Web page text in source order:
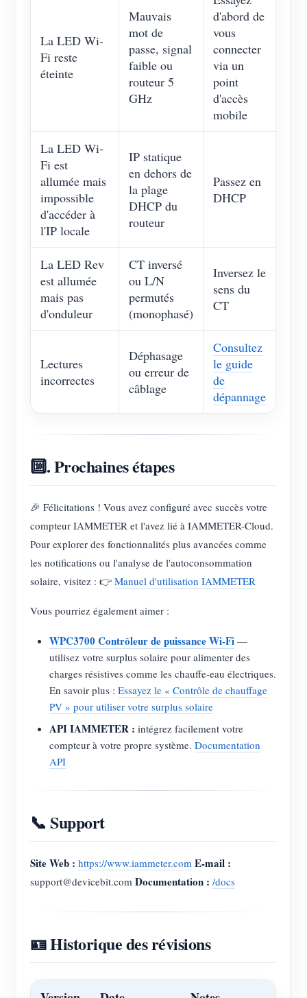
La LED Wi-
Fi reste
éteinte
Mauvais
mot de
passe, signal
faible ou
routeur 5
GHz
d'abord de
vous
connecter
via un
point
d'accès
mobile
La LED Wi-
Fi est
allumée mais
impossible
d'accéder à
l'IP locale
IP statique
en dehors de
la plage
DHCP du
routeur
Passez en
DHCP
La LED Rev
est allumée
mais pas
d'onduleur
CT inversé
ou L/N
permutés
(monophasé)
Inversez le
sens du
CT
Lectures
incorrectes
Déphasage
ou erreur de
câblage
Consultez
le guide
de
dépannage
🔟. Prochaines étapes
🎉 Félicitations ! Vous avez configuré avec succès votre
compteur IAMMETER et l'avez lié à IAMMETER-Cloud.
Pour explorer des fonctionnalités plus avancées comme
les notifications ou l'analyse de l'autoconsommation
solaire, visitez : 👉 Manuel d'utilisation IAMMETER
Vous pourriez également aimer :
WPC3700 Contrôleur de puissance Wi-Fi —
utilisez votre surplus solaire pour alimenter des
charges résistives comme les chauffe-eau électriques.
En savoir plus : Essayez le « Contrôle de chauffage
PV » pour utiliser votre surplus solaire
API IAMMETER : intégrez facilement votre
compteur à votre propre système. Documentation
API
📞 Support
Site Web : https://www.iammeter.com E-mail :
support@devicebit.com Documentation : /docs
🪪 Historique des révisions